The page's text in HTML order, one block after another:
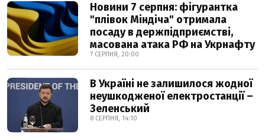
Новини 7 серпня: фігурантка
"плівок Міндіча" отримала
посаду в держпідприємстві,
масована атака РФ на Укрнафту
7 СЕРПНЯ, 20:00
В Україні не залишилося жодної
неушкодженої електростанції –
Зеленський
8 СЕРПНЯ, 14:10